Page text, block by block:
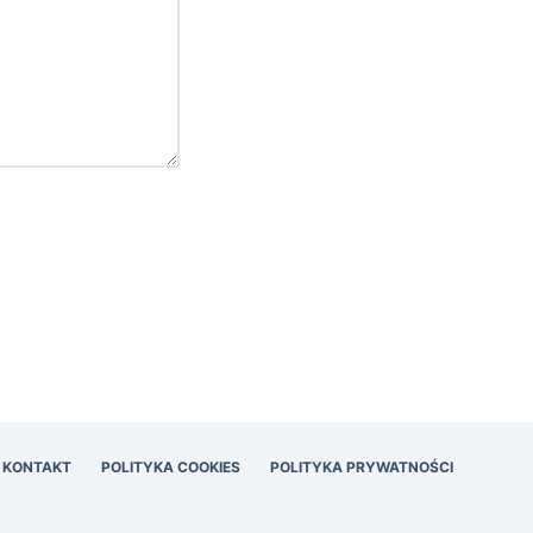
KONTAKT POLITYKA COOKIES POLITYKA PRYWATNOŚCI